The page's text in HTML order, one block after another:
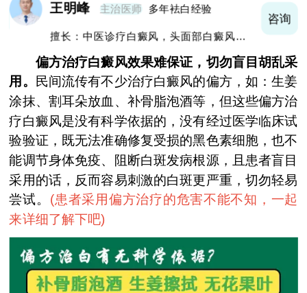
王明峰 主治医师 多年袪白经验
擅长：中医诊疗白癜风，头面部白癜风，青
咨询
偏方治疗白癜风效果难保证，切勿盲目胡乱采
用。 民间流传有不少治疗白癜风的偏方，如：生姜
涂抹、割耳朵放血、补骨脂泡酒等，但这些偏方治
疗白癜风是没有科学依据的，没有经过医学临床试
验验证，既无法准确修复受损的黑色素细胞，也不
能调节身体免疫、阻断白斑发病根源，且患者盲目
采用的话，反而容易刺激的白斑更严重，切勿轻易
尝试。 (患者采用偏方治疗的危害不能不知，一起
来详细了解下吧)